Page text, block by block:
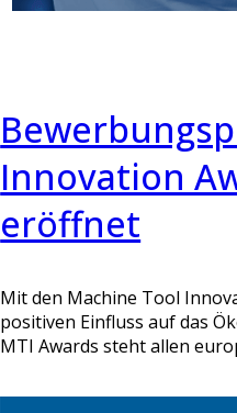
Innovation
eröffnet
Mit den Machine Tool
positiven Einfluss auf das
MTI Awards steht allen